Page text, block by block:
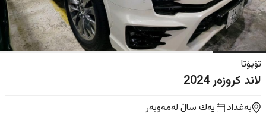
تۆیۆتا
لاند کروزەر2024
بەغداد یه‌ك ساڵ لەمەوبەر